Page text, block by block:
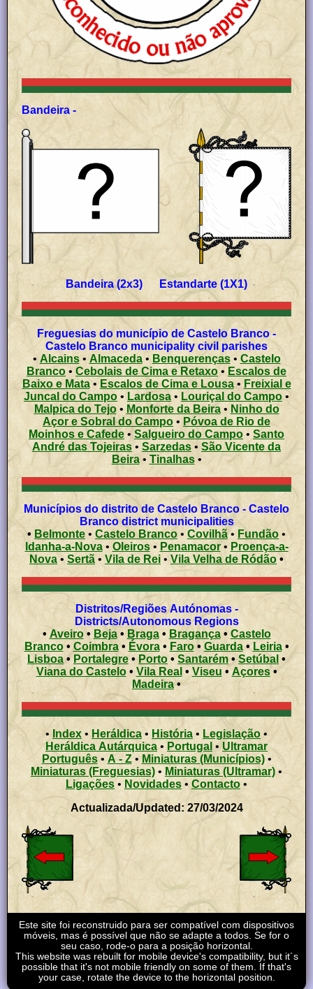
Bandeira -
Bandeira (2x3) Estandarte (1X1)
Freguesias do município de Castelo Branco -
Castelo Branco municipality civil parishes
•Alcains• Almaceda• Benquerenças• Castelo
Branco •Cebolais de Cima e Retaxo • Escalos de
Baixo e Mata• Escalos de Cima e Lousa• Freixial e
Juncal do Campo • Lardosa • Louriçal do Campo•
Malpica do Tejo• Monforte da Beira• Ninho do
Açor e Sobral do Campo • Póvoa de Rio de
Moinhos e Cafede •Salgueiro do Campo • Santo
André das Tojeiras • Sarzedas • São Vicente da
Beira • Tinalhas•
Municípios do distrito de Castelo Branco - Castelo
Branco district municipalities
• Belmonte • Castelo Branco • Covilhã• Fundão •
Idanha-a-Nova• Oleiros• Penamacor• Proença-a-
Nova • Sertã • Vila de Rei • Vila Velha de Ródão •
Distritos/Regiões Autónomas -
Districts/Autonomous Regions
• Aveiro• Beja• Braga• Bragança• Castelo
Branco•Coimbra• Évora• Faro• Guarda•Leiria•
Lisboa•Portalegre• Porto • Santarém • Setúbal •
Viana do Castelo• Vila Real • Viseu •Açores •
Madeira •
• Index • Heráldica • História • Legislação •
Heráldica Autárquica • Portugal • Ultramar
Português• A - Z• Miniaturas (Municípios)•
Miniaturas (Freguesias) • Miniaturas (Ultramar) •
Ligações •Novidades•Contacto •
Actualizada/Updated: 27/03/2024
Este site foi reconstruido para ser compatível com dispositivos
móveis, mas é possível que não se adapte a todos. Se for o
seu caso, rode-o para a posição horizontal.
This website was rebuilt for mobile device's compatibility, but it´s
possible that it's not mobile friendly on some of them. If that's
your case, rotate the device to the horizontal position.